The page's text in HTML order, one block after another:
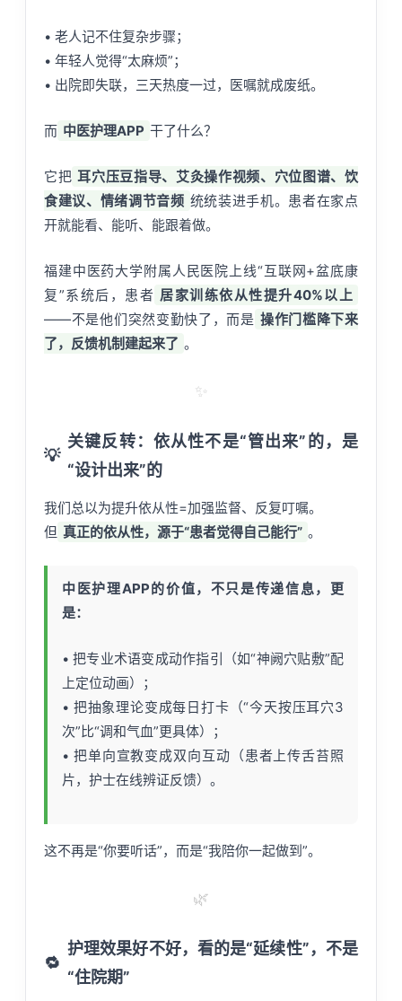
• 老人记不住复杂步骤；
• 年轻人觉得“太麻烦”；
• 出院即失联，三天热度一过，医嘱就成废纸。
而 中医护理APP 干了什么？
它把 耳穴压豆指导、艾灸操作视频、穴位图谱、饮
食建议、情绪调节音频 统统装进手机。患者在家点
开就能看、能听、能跟着做。
福建中医药大学附属人民医院上线“互联网+盆底康
复”系统后，患者 居家训练依从性提升40%以上
——不是他们突然变勤快了，而是 操作门槛降下来
了，反馈机制建起来了 。
✨
💡
关键反转：依从性不是“管出来”的，是
“设计出来”的
我们总以为提升依从性=加强监督、反复叮嘱。
但 真正的依从性，源于“患者觉得自己能行” 。
中医护理APP的价值，不只是传递信息，更
是：
• 把专业术语变成动作指引（如“神阙穴贴敷”配
上定位动画）；
• 把抽象理论变成每日打卡（“今天按压耳穴3
次”比“调和气血”更具体）；
• 把单向宣教变成双向互动（患者上传舌苔照
片，护士在线辨证反馈）。
这不再是“你要听话”，而是“我陪你一起做到”。
🌿
🔁
护理效果好不好，看的是“延续性”，不是
“住院期”